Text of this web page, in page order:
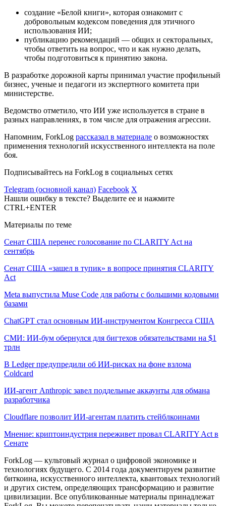
создание «Белой книги», которая ознакомит с
добровольным кодексом поведения для этичного
использования ИИ;
публикацию рекомендаций — общих и секторальных,
чтобы ответить на вопрос, что и как нужно делать,
чтобы подготовиться к принятию закона.
В разработке дорожной карты принимал участие профильный
бизнес, ученые и педагоги из экспертного комитета при
министерстве.
Ведомство отметило, что ИИ уже используется в стране в
разных направлениях, в том числе для отражения агрессии.
Напомним, ForkLog рассказал в материале о возможностях
применения технологий искусственного интеллекта на поле
боя.
Подписывайтесь на ForkLog в социальных сетях
Telegram (основной канал) Facebook X
Нашли ошибку в тексте? Выделите ее и нажмите
CTRL+ENTER
Материалы по теме
Сенат США перенес голосование по CLARITY Act на
сентябрь
Сенат США «зашел в тупик» в вопросе принятия CLARITY
Act
Meta выпустила Muse Code для работы с большими кодовыми
базами
ChatGPT стал основным ИИ-инструментом Конгресса США
СМИ: ИИ-бум обернулся для бигтехов обязательствами на $1
трлн
В Ledger предупредили об ИИ-рисках на фоне взлома
Coldcard
ИИ-агент Anthropic завел поддельные аккаунты для обмана
разработчика
Cloudflare позволит ИИ-агентам платить стейблкоинами
Мнение: криптоиндустрия переживет провал CLARITY Act в
Сенате
ForkLog — культовый журнал о цифровой экономике и
технологиях будущего. С 2014 года документируем развитие
биткоина, искусственного интеллекта, квантовых технологий
и других систем, определяющих трансформацию и развитие
цивилизации. Все опубликованные материалы принадлежат